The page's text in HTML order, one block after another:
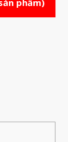
phẩm)